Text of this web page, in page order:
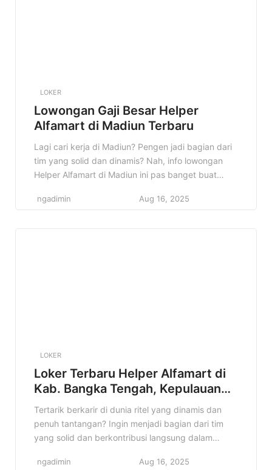
LOKER
Lowongan Gaji Besar Helper
Alfamart di Madiun Terbaru
Lagi cari kerja di Madiun? Pengen jadi bagian dari
tim yang solid dan dinamis? Nah, info lowongan
Helper Alfamart di Madiun ini pas banget buat
Indonesia, lagi buka kesempatan buat kamu yang
ngadimin Aug 16, 2025
LOKER
Loker Terbaru Helper Alfamart di
Kab. Bangka Tengah, Kepulauan
Bangka Belitung Terbaru Tahun
2025
Tertarik berkarir di dunia ritel yang dinamis dan
penuh tantangan? Ingin menjadi bagian dari tim
yang solid dan berkontribusi langsung dalam
Helper Alfamart di Kab. Bangka Tengah, Kepulauan
ngadimin Aug 16, 2025